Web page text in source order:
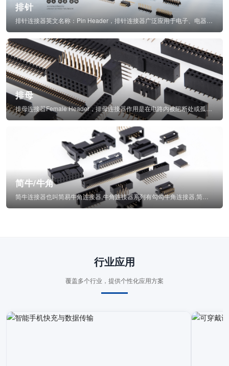
排针
排母
排母连接器Female Header，排母连接器作用是在电路内被阻断处或孤立不通...
简牛/牛角
行业应用
覆盖多个行业，提供个性化应用方案